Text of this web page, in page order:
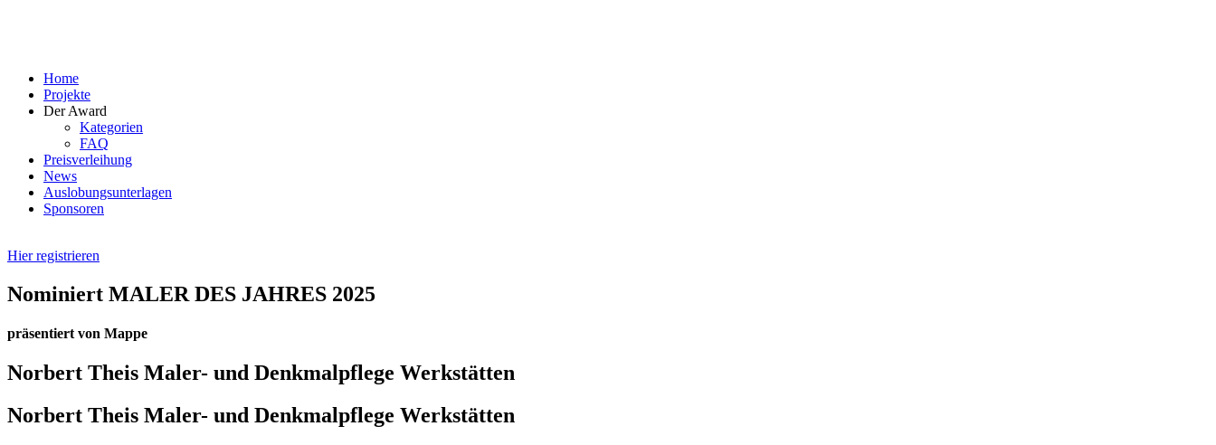
Home
Projekte
Der Award
Kategorien
FAQ
Preisverleihung
News
Auslobungsunterlagen
Sponsoren
Hier registrieren
Nominiert MALER DES JAHRES 2025
präsentiert von Mappe
Norbert Theis Maler- und Denkmalpflege Werkstätten
Norbert Theis Maler- und Denkmalpflege Werkstätten